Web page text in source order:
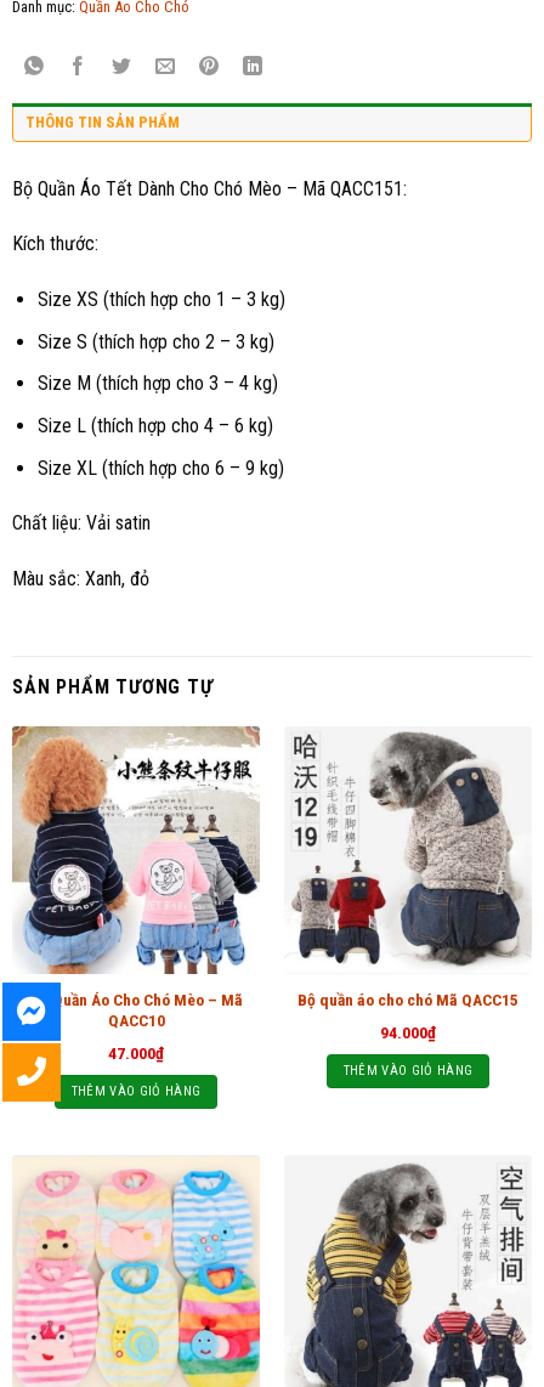
Danh mục: Quần Áo Cho Chó
THÔNG TIN SẢN PHẨM
Bộ Quần Áo Tết Dành Cho Chó Mèo – Mã QACC151:
Kích thước:
Size XS (thích hợp cho 1 – 3 kg)
Size S (thích hợp cho 2 – 3 kg)
Size M (thích hợp cho 3 – 4 kg)
Size L (thích hợp cho 4 – 6 kg)
Size XL (thích hợp cho 6 – 9 kg)
Chất liệu: Vải satin
Màu sắc: Xanh, đỏ
SẢN PHẨM TƯƠNG TỰ
Bộ Quần Áo Cho Chó Mèo – Mã
QACC10
47.000₫
THÊM VÀO GIỎ HÀNG
Bộ quần áo cho chó Mã QACC15
94.000₫
THÊM VÀO GIỎ HÀNG